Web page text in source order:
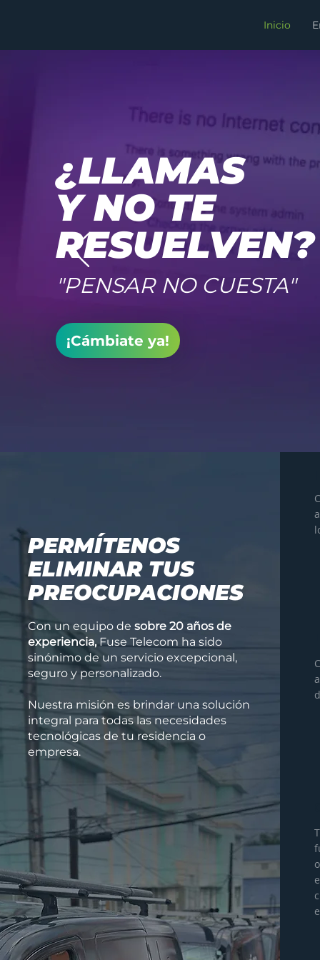
Inicio
¿LLAMAS
Y NO TE
RESUELVEN?
"PENSAR NO CUESTA"
¡Cámbiate ya!
PERMÍTENOS
ELIMINAR TUS
PREOCUPACIONES
Con un equipo de sobre 20 años de
experiencia,Fuse Telecom ha sido
sinónimo de un servicio excepcional,
seguro y personalizado.
Nuestra misión es brindar una solución
integral para todas las necesidades
tecnológicas de tu residencia o
empresa.